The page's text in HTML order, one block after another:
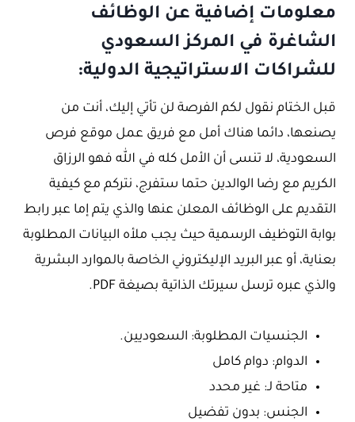
معلومات إضافية عن الوظائف
الشاغرة في المركز السعودي
للشراكات الاستراتيجية الدولية:
قبل الختام نقول لكم الفرصة لن تأتي إليك، أنت من
يصنعها، دائما هناك أمل مع فريق عمل موقع فرص
السعودية، لا تنسى أن الأمل كله في الله فهو الرزاق
الكريم مع رضا الوالدين حتما ستفرج، نتركم مع كيفية
التقديم على الوظائف المعلن عنها والذي يتم إما عبر رابط
بوابة التوظيف الرسمية حيث يجب ملأه البيانات المطلوبة
بعناية، أو عبر البريد الإليكتروني الخاصة بالموارد البشرية
والذي عبره ترسل سيرتك الذاتية بصيغة PDF.
الجنسيات المطلوبة: السعوديين.
الدوام: دوام كامل
متاحة لـ: غير محدد
الجنس: بدون تفضيل